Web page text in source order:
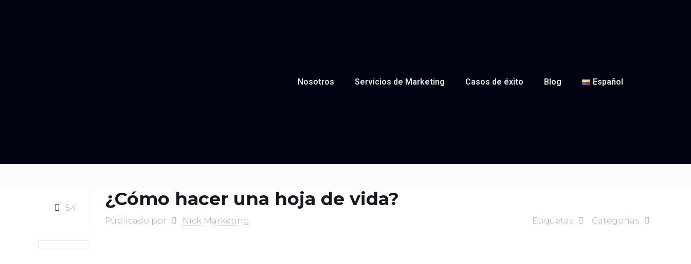
Nosotros Servicios de Marketing Casos de éxito Blog Español
54 ¿Cómo hacer una hoja de vida?
Publicado por Nick Marketing Categorías
Etiquetas